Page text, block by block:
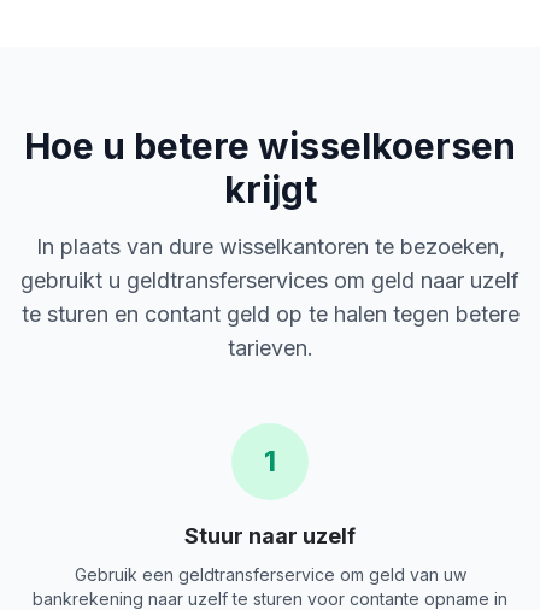
Hoe u betere wisselkoersen
krijgt
In plaats van dure wisselkantoren te bezoeken,
gebruikt u geldtransferservices om geld naar uzelf
te sturen en contant geld op te halen tegen betere
tarieven.
1
Stuur naar uzelf
Gebruik een geldtransferservice om geld van uw
bankrekening naar uzelf te sturen voor contante opname in